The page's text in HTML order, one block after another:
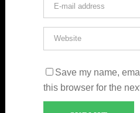
Save my name,
this browser for the